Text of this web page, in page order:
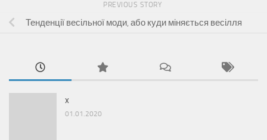
PREVIOUS STORY
Тенденції весільної моди, або куди міняється весілля
x
01.01.2020